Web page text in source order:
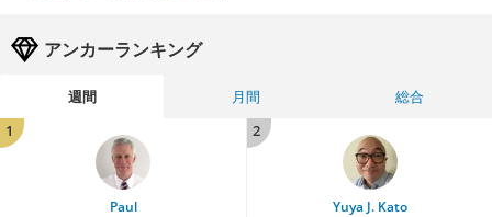
アンカーランキング
週間 月間
総合
1
Paul
2
Yuya J. Kato